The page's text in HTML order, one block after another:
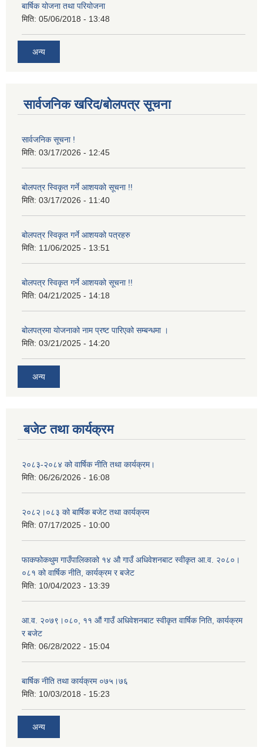
बार्षिक योजना तथा परियोजना
मिति: 05/06/2018 - 13:48
अन्य
सार्वजनिक खरिद/बोलपत्र सूचना
सार्वजनिक सूचना !
मिति: 03/17/2026 - 12:45
बोलपत्र स्विकृत गर्ने आशयको सूचना !!
मिति: 03/17/2026 - 11:40
बोलपत्र स्विकृत गर्ने आशयको पत्रहरु
मिति: 11/06/2025 - 13:51
बोलपत्र स्विकृत गर्ने आशयको सूचना !!
मिति: 04/21/2025 - 14:18
बोलपत्रमा योजनाको नाम प्रष्ट पारिएको सम्बन्धमा ।
मिति: 03/21/2025 - 14:20
अन्य
बजेट तथा कार्यक्रम
२०८३-२०८४ को वार्षिक नीति तथा कार्यक्रम।
मिति: 06/26/2026 - 16:08
२०८२।०८३ को बार्षिक बजेट तथा कार्यक्रम
मिति: 07/17/2025 - 10:00
फाकफोकथुम गाउँपालिकाको १४ औ गाउँ अधिवेशनबाट स्वीकृत आ.व. २०८०।
०८१ को वार्षिक नीति, कार्यक्रम र बजेट
मिति: 10/04/2023 - 13:39
आ.व. २०७९।०८०, ११ औं गाउँ अधिवेशनबाट स्वीकृत वार्षिक निति, कार्यक्रम
र बजेट
मिति: 06/28/2022 - 15:04
बार्षिक नीति तथा कार्यक्रम ०७५।७६
मिति: 10/03/2018 - 15:23
अन्य